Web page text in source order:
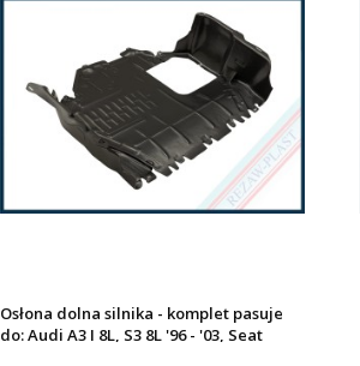
Osłona dolna silnika - komplet pasuje
do: Audi A3 I 8L, S3 8L '96 - '03, Seat